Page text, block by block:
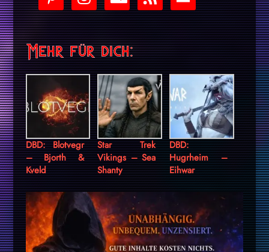
stripe
Mehr für dich:
DBD: Blotvegr
– Bjorth &
Kveld
Star Trek
Vikings – Sea
Shanty
DBD:
Hugrheim –
Eihwar